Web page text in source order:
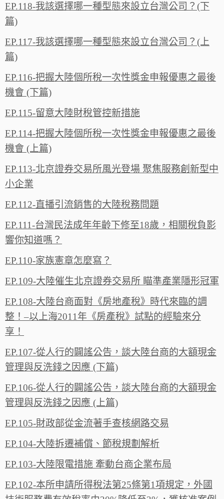
EP.118-我該選擇哪一種型態來設立台灣公司？(下
篇)
EP.117-我該選擇哪一種型態來設立台灣公司？(上
篇)
EP.116-把握大陸個所稅一次性獎金申報優惠之最後
機會 (下篇)
EP.115-留意大陸財稅管控新措施
EP.114-把握大陸個所稅一次性獎金申報優惠之最後
機會 (上篇)
EP.113-北京證券交易所風光登場 聚焦服務創新型中
小企業
EP.112-直播引流銷售的大陸稅務問題
EP.111-台灣民法成年年齡下修至18歲，相關稅負影
響你知道嗎？
EP.110-家族憲章怎麼寫？
EP.109-大陸催生北京證券交易所 瞄準產業隱形冠軍
EP.108-大陸台商面對《房地產稅》時代來臨的調
整！–以上海2011年《房產稅》試點的經驗來分
享！
EP.107-從人行的闢謠公告，談大陸台商的大額現金
管理與反洗錢之因應 (下篇)
EP.106-從人行的闢謠公告，談大陸台商的大額現金
管理與反洗錢之因應 (上篇)
EP.105-財政部從金流著手查核網路交易
EP.104-大陸拆遷補償、節稅規劃解析
EP.103-大陸限電措施 牽動台商企業布局
EP.102-本所申請所得稅法第25條第1項規定，外國